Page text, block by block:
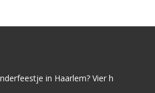
in Haarlem? Vier het bij